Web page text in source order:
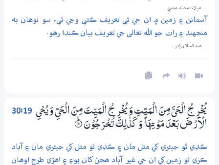
— مولانا محمد مدني
آسمانن ۽ زمين ۾ ان جي ئي تعريف ڪئي وڃي ٿي، سو توهان به
منجهند ۽ رات جو الله تعالى جي تعريف بيان ڪندا رهو.
— عبدالسلام ڀُٽو
30:19 يُخْرِجُ الْـحَيَّ مِنَ الْمَيِّتِ وَيُخْرِجُ الْمَيِّتَ مِنَ الْـحَيِّ وَيُـحْيِ
الْاَرْضَ بَعْدَ مَوْتِهَا ۭ وَكَذٰلِكَ تُـخْرَجُوْنَ ۝ۧ19
ڪڍي ٿو جيئري کي مئل مان ۽ ڪڍي ٿو مئل کي جيئري مان ۽ آباد
ڪري ٿو زمين کي ان جي غير آباد هجڻ کان پوءِ ۽ اهڙي طرح اوهان